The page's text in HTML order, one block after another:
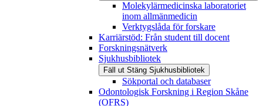
Molekylärmedicinska laboratoriet
inom allmänmedicin
Verktygslåda för forskare
Karriärstöd: Från student till docent
Forskningsnätverk
Sjukhusbibliotek
Fäll ut Stäng Sjukhusbibliotek
Sökportal och databaser
Odontologisk Forskning i Region Skåne
(OFRS)